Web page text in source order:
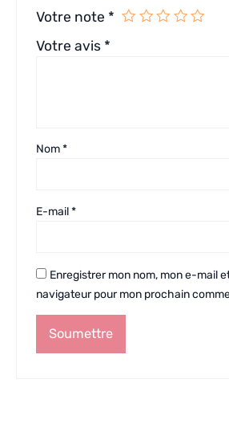
Votre note *
Votre avis *
Nom*
E-mail*
Enregistrer mon nom, mon e-mail
navigateur pour mon prochain